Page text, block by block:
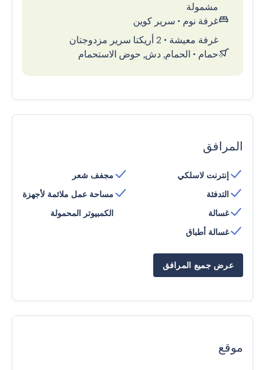
مشمولة
غرفة نوم • سرير كوين
غرفة معيشة • 2 أريكتا سرير مزدوجتان
حمام • الحمام, دش, حوض الاستحمام
المرافق
إنترنت لاسلكي
التدفئة
غسالة
غسالة أطباق
مجفف شعر
مساحة عمل ملائمة لأجهزة
الكمبيوتر المحمولة
عرض جميع المرافق
موقع